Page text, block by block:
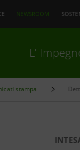
NEWSROOM
L’
stampa